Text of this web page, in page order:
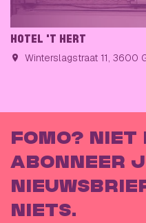
HOTEL 'T HERT
Winterslagstraat 11, 3600
FOMO? NIET
ABONNEER
NIETS.